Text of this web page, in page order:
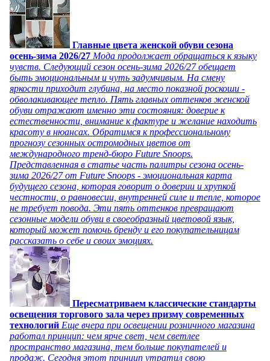
Главные цвета женской обуви сезона
осень-зима 2026/27 Мода продолжает обращаться к языку
чувств. Следующий сезон осень-зима 2026/27 обещает
быть эмоциональным и чуть задумчивым. На смену
яркости приходит глубина, на место показной роскоши -
обволакивающее тепло. Пять главных оттенков женской
обуви отражают именно эти состояния: доверие к
естественности, внимание к фактуре и желание находить
красоту в нюансах. Обратимся к профессиональному
прогнозу сезонных остромодных цветов от
международного тренд-бюро Future Snoops.
Представленная в статье часть палитры сезона осень-
зима 2026/27 от Future Snoops - эмоциональная карта
будущего сезона, которая говорит о доверии и хрупкой
честности, о равновесии, внутренней силе и тепле, которое
не требует повода. Эти пять оттенков превращают
сезонные модели обуви в своеобразный цветовой язык,
который может помочь бренду и его покупательницам
рассказать о себе и своих эмоциях.
Пересматриваем классические стандарты
освещения торгового зала через призму современных
технологий Еще вчера при освещении розничного магазина
работал принцип: чем ярче свет, чем светлее
пространство магазина, тем больше покупателей и
продаж. Сегодня этот принцип утратил свою